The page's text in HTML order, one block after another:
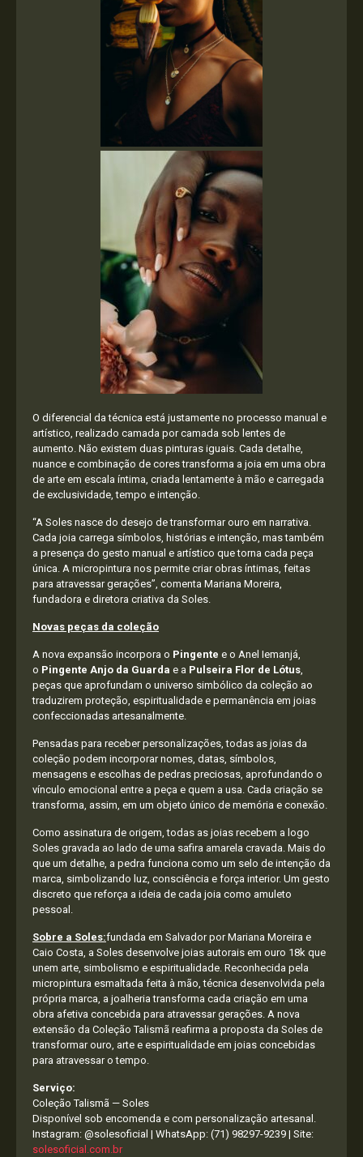
O diferencial da técnica está justamente no processo manual e
artístico, realizado camada por camada sob lentes de
aumento. Não existem duas pinturas iguais. Cada detalhe,
nuance e combinação de cores transforma a joia em uma obra
de arte em escala íntima, criada lentamente à mão e carregada
de exclusividade, tempo e intenção.
“A Soles nasce do desejo de transformar ouro em narrativa.
Cada joia carrega símbolos, histórias e intenção, mas também
a presença do gesto manual e artístico que torna cada peça
única. A micropintura nos permite criar obras íntimas, feitas
para atravessar gerações”, comenta Mariana Moreira,
fundadora e diretora criativa da Soles.
Novas peças da coleção
A nova expansão incorpora o Pingente e o Anel Iemanjá,
o Pingente Anjo da Guarda e a Pulseira Flor de Lótus,
peças que aprofundam o universo simbólico da coleção ao
traduzirem proteção, espiritualidade e permanência em joias
confeccionadas artesanalmente.
Pensadas para receber personalizações, todas as joias da
coleção podem incorporar nomes, datas, símbolos,
mensagens e escolhas de pedras preciosas, aprofundando o
vínculo emocional entre a peça e quem a usa. Cada criação se
transforma, assim, em um objeto único de memória e conexão.
Como assinatura de origem, todas as joias recebem a logo
Soles gravada ao lado de uma safira amarela cravada. Mais do
que um detalhe, a pedra funciona como um selo de intenção da
marca, simbolizando luz, consciência e força interior. Um gesto
discreto que reforça a ideia de cada joia como amuleto
pessoal.
Sobre a Soles:fundada em Salvador por Mariana Moreira e
Caio Costa, a Soles desenvolve joias autorais em ouro 18k que
unem arte, simbolismo e espiritualidade. Reconhecida pela
micropintura esmaltada feita à mão, técnica desenvolvida pela
própria marca, a joalheria transforma cada criação em uma
obra afetiva concebida para atravessar gerações. A nova
extensão da Coleção Talismã reafirma a proposta da Soles de
transformar ouro, arte e espiritualidade em joias concebidas
para atravessar o tempo.
Serviço:
Coleção Talismã — Soles
Disponível sob encomenda e com personalização artesanal.
Instagram: @solesoficial | WhatsApp: (71) 98297-9239 | Site:
solesoficial.com.br